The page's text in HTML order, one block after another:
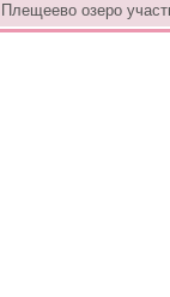
Плещеево озеро